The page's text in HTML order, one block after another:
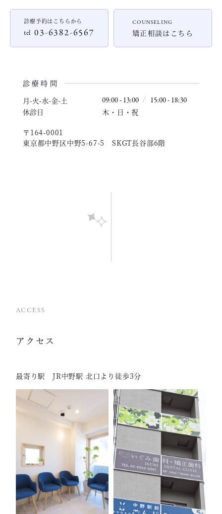
診療予約はこちらから
tel 03-6382-6567
COUNSELING
矯正相談はこちら
診療時間
月-火-水-金-土 09:00 - 13:00
15:00 - 18:30
休診日
木・日・祝
〒164-0001
東京都中野区中野5-67-5 SKGT長谷部6階
ACCESS
アクセス
最寄り駅 JR中野駅 北口より徒歩3分